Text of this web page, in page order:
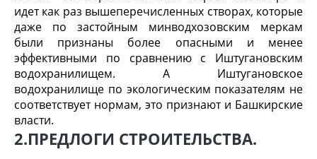
идет как раз вышеперечисленных створах, которые
даже по застойным минводхозовским меркам
были признаны более опасными и менее
эффективными по сравнению с Иштугановским
водохранилищем. А Иштугановское
водохранилище по экологическим показателям не
соответствует нормам, это признают и Башкирские
власти.
2.ПРЕДЛОГИ СТРОИТЕЛЬСТВА.